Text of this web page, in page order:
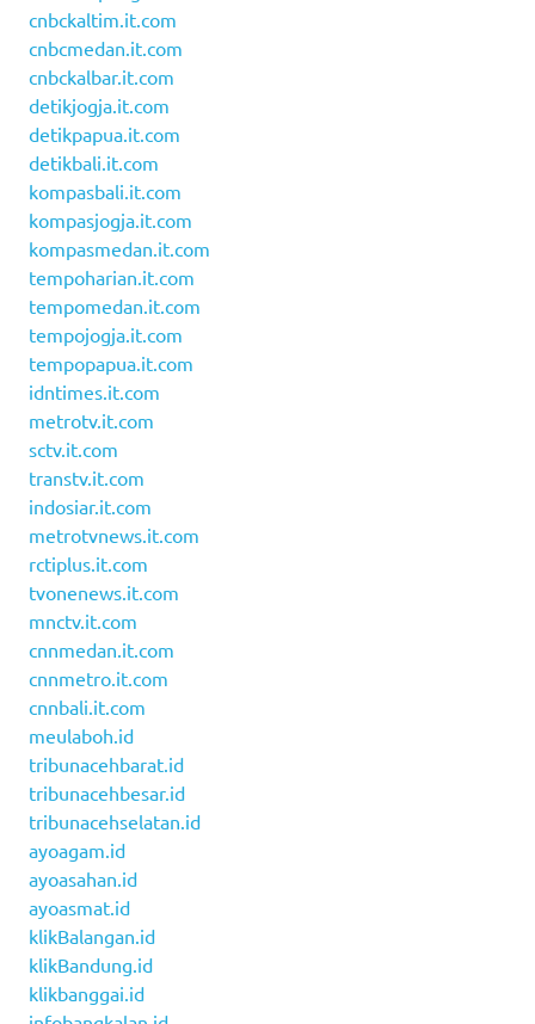
cnbckaltim.it.com
cnbcmedan.it.com
cnbckalbar.it.com
detikjogja.it.com
detikpapua.it.com
detikbali.it.com
kompasbali.it.com
kompasjogja.it.com
kompasmedan.it.com
tempoharian.it.com
tempomedan.it.com
tempojogja.it.com
tempopapua.it.com
idntimes.it.com
metrotv.it.com
sctv.it.com
transtv.it.com
indosiar.it.com
metrotvnews.it.com
rctiplus.it.com
tvonenews.it.com
mnctv.it.com
cnnmedan.it.com
cnnmetro.it.com
cnnbali.it.com
meulaboh.id
tribunacehbarat.id
tribunacehbesar.id
tribunacehselatan.id
ayoagam.id
ayoasahan.id
ayoasmat.id
klikBalangan.id
klikBandung.id
klikbanggai.id